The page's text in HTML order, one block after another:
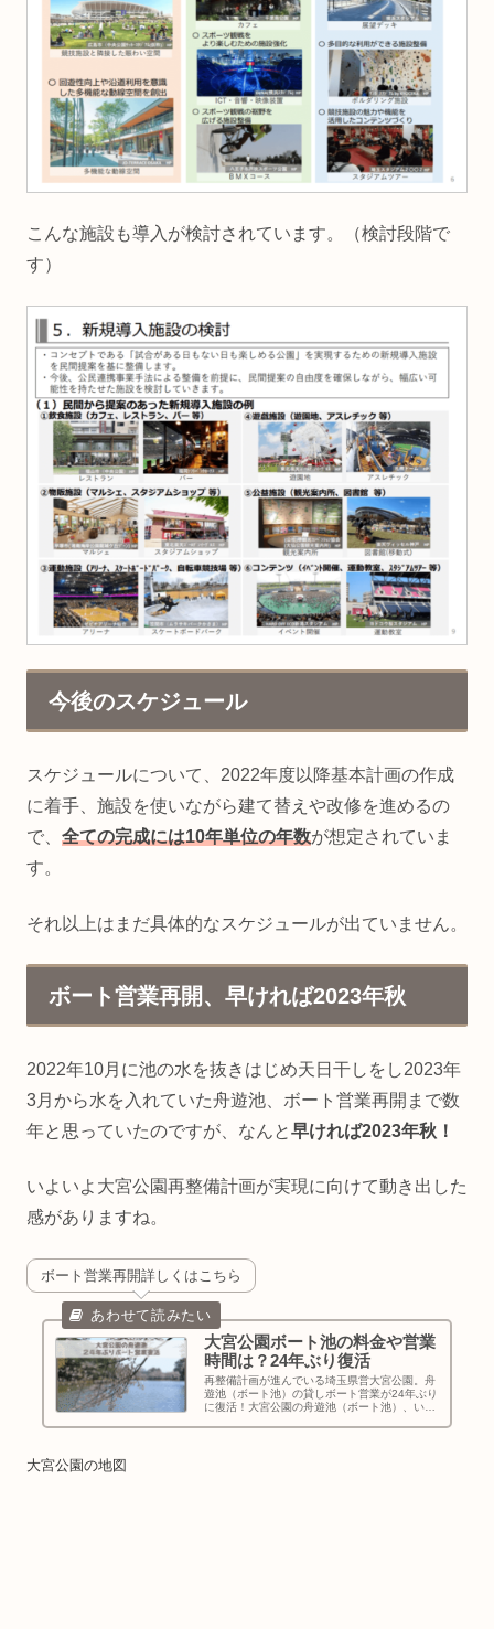
こんな施設も導入が検討されています。（検討段階で
す）
今後のスケジュール
スケジュールについて、2022年度以降基本計画の作成
に着手、施設を使いながら建て替えや改修を進めるの
で、 全ての完成には10年単位の年数が想定されていま
す。
それ以上はまだ具体的なスケジュールが出ていません。
ボート営業再開、早ければ2023年秋
2022年10月に池の水を抜きはじめ天日干しをし2023年
3月から水を入れていた舟遊池、ボート営業再開まで数
年と思っていたのですが、なんと早ければ2023年秋！
いよいよ大宮公園再整備計画が実現に向けて動き出した
感がありますね。
ボート営業再開詳しくはこちら
大宮公園ボート池の料金や営業
時間は？24年ぶり復活
再整備計画が進んでいる埼玉県営大宮公園。舟
遊池（ボート池）の貸しボート営業が24年ぶり
に復活！大宮公園の舟遊池（ボート池）、いつ
大宮公園の地図